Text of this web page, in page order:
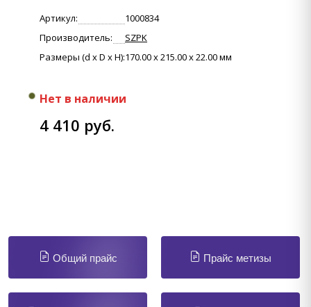
Общий прайс Прайс метизы
Артикул:
1000834
Производитель:
SZPK
Размеры (d x D x H):170.00 x 215.00 x 22.00 мм
4 410 руб.
Нет в наличии